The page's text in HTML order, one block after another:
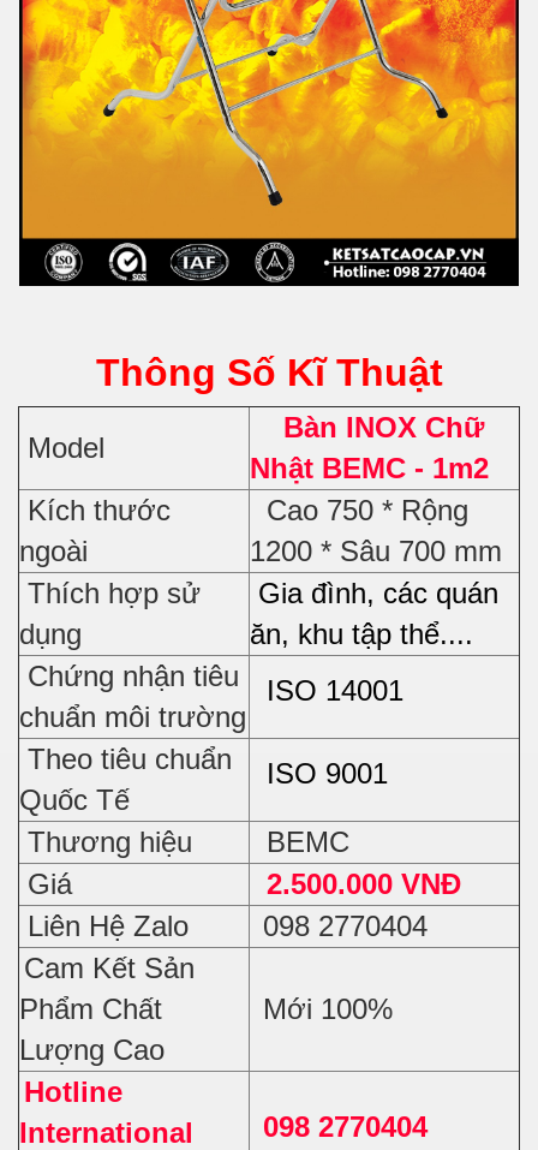
Thông Số Kĩ Thuật
Model
Bàn INOX Chữ
Nhật BEMC - 1m2
Kích thước
ngoài
Cao 750 * Rộng
1200 * Sâu 700 mm
Thích hợp sử
dụng
Gia đình, các quán
ăn, khu tập thể....
Chứng nhận tiêu
chuẩn môi trường
ISO 14001
Theo tiêu chuẩn
Quốc Tế
ISO 9001
Thương hiệu
BEMC
Giá
2.500.000 VNĐ
Liên Hệ Zalo
098 2770404
Cam Kết Sản
Phẩm Chất
Lượng Cao
Mới 100%
Hotline
International
098 2770404